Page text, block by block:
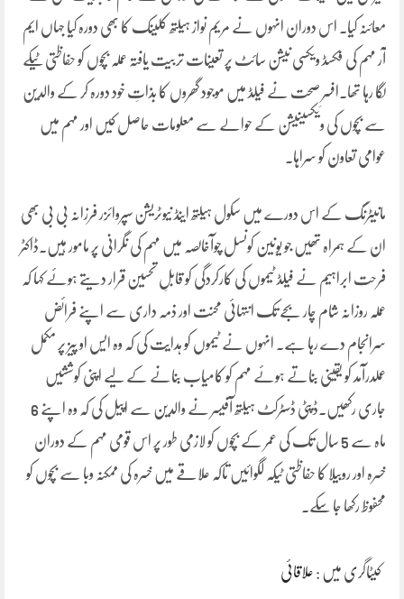
معائنہ کیا۔ اس دوران انہوں نے مریم نواز ہیلتھ کلینک کا بھی دورہ کیا جہاں ایم
آر مہم کی فکسڈ ویکسی نیشن سائٹ پر تعینات تربیت یافتہ عملہ بچوں کو حفاظتی ٹیکے
لگا رہا تھا۔افسرِ صحت نے فیلڈ میں موجود گھروں کا بذاتِ خود دورہ کر کے والدین
سے بچوں کی ویکسینیشن کے حوالے سے معلومات حاصل کیں اور مہم میں
عوامی تعاون کو سراہا۔
مانیٹرنگ کے اس دورے میں سکول ہیلتھ اینڈ نیوٹریشن سپروائزر فرزانہ بی بی بھی
ان کے ہمراہ تھیں جو یونین کونسل چوآخالصہ میں مہم کی نگرانی پر مامور ہیں۔ڈاکٹر
فرحت ابراہیم نے فیلڈ ٹیموں کی کارکردگی کو قابلِ تحسین قرار دیتے ہوئے کہا کہ
عملہ روزانہ شام چار بجے تک انتہائی محنت اور ذمہ داری سے اپنے فرائض
سرانجام دے رہا ہے۔ انہوں نے ٹیموں کو ہدایت کی کہ وہ ایس او پیز پر مکمل
عملدرآمد کو یقینی بناتے ہوئے مہم کو کامیاب بنانے کے لیے اپنی کوششیں
جاری رکھیں۔ڈپٹی ڈسٹرکٹ ہیلتھ آفیسر نے والدین سے اپیل کی کہ وہ اپنے 6
ماہ سے 5 سال تک کی عمر کے بچوں کو لازمی طور پر اس قومی مہم کے دوران
خسرہ اور روبیلا کا حفاظتی ٹیکہ لگوائیں تاکہ علاقے میں خسرہ کی ممکنہ وبا سے بچوں کو
محفوظ رکھا جا سکے۔
کیٹاگری میں : علاقائی